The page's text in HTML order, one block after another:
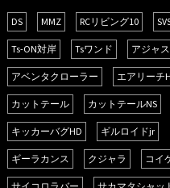
DS MMZ RCリビング10
Ts-ON対岸 Tsワンド アジャ
アベンタクローラー エアリーチ
カットテール カットテールNS
キッカーバグHD ギルロイドjr
ギーラカンス クジャラ コイ